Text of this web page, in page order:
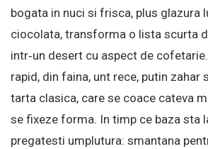
bogata in nuci si frisca, plus glazura
ciocolata, transforma o lista scurta
intr‑un desert cu aspect de
rapid, din faina, unt rece, putin zahar
tarta clasica, care se coace cateva
se fixeze forma. In timp ce baza sta
pregatesti umplutura: smantana